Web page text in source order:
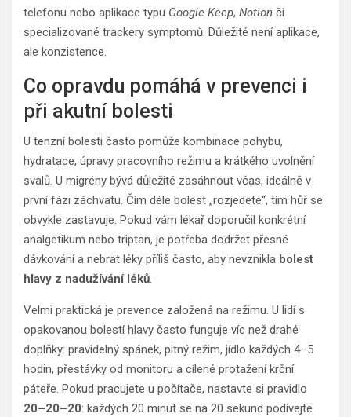
telefonu nebo aplikace typu Google Keep, Notion či
specializované trackery symptomů. Důležité není aplikace,
ale konzistence.
Co opravdu pomáhá v prevenci i
při akutní bolesti
U tenzní bolesti často pomůže kombinace pohybu,
hydratace, úpravy pracovního režimu a krátkého uvolnění
svalů. U migrény bývá důležité zasáhnout včas, ideálně v
první fázi záchvatu. Čím déle bolest „rozjedete“, tím hůř se
obvykle zastavuje. Pokud vám lékař doporučil konkrétní
analgetikum nebo triptan, je potřeba dodržet přesné
dávkování a nebrat léky příliš často, aby nevznikla bolest
hlavy z nadužívání léků.
Velmi praktická je prevence založená na režimu. U lidí s
opakovanou bolestí hlavy často funguje víc než drahé
doplňky: pravidelný spánek, pitný režim, jídlo každých 4–5
hodin, přestávky od monitoru a cílené protažení krční
páteře. Pokud pracujete u počítače, nastavte si pravidlo
20–20–20: každých 20 minut se na 20 sekund podívejte